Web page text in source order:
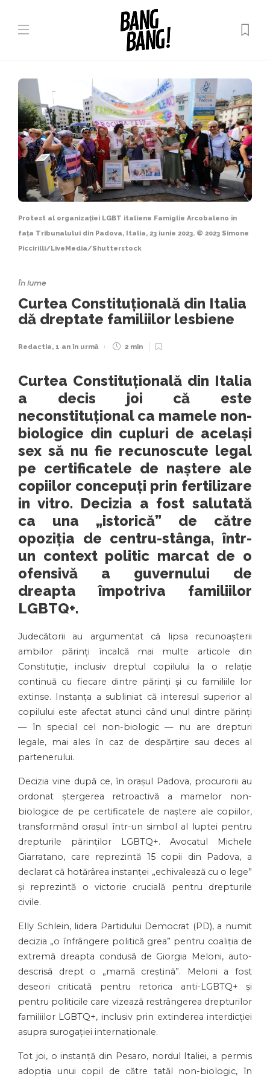
Protest al organizației LGBT italiene Famiglie Arcobaleno în
fața Tribunalului din Padova, Italia, 23 iunie 2023. © 2023 Simone
Piccirilli/LiveMedia/Shutterstock
În lume
Curtea Constituțională din Italia
dă dreptate familiilor lesbiene
Redactia, 1 an în urmă 2 min
Curtea Constituțională din Italia
a decis joi că este
neconstituțional ca mamele non-
biologice din cupluri de același
sex să nu fie recunoscute legal
pe certificatele de naștere ale
copiilor concepuți prin fertilizare
in vitro. Decizia a fost salutată
ca una „istorică” de către
opoziția de centru-stânga, într-
un context politic marcat de o
ofensivă a guvernului de
dreapta împotriva familiilor
LGBTQ+.
Judecătorii au argumentat că lipsa recunoașterii
ambilor părinți încalcă mai multe articole din
Constituție, inclusiv dreptul copilului la o relație
continuă cu fiecare dintre părinți și cu familiile lor
extinse. Instanța a subliniat că interesul superior al
copilului este afectat atunci când unul dintre părinți
— în special cel non-biologic — nu are drepturi
legale, mai ales în caz de despărțire sau deces al
partenerului.
Decizia vine după ce, în orașul Padova, procurorii au
ordonat ștergerea retroactivă a mamelor non-
biologice de pe certificatele de naștere ale copiilor,
transformând orașul într-un simbol al luptei pentru
drepturile părinților LGBTQ+. Avocatul Michele
Giarratano, care reprezintă 15 copii din Padova, a
declarat că hotărârea instanței „echivalează cu o lege”
și reprezintă o victorie crucială pentru drepturile
civile.
Elly Schlein, lidera Partidului Democrat (PD), a numit
decizia „o înfrângere politică grea” pentru coaliția de
extremă dreapta condusă de Giorgia Meloni, auto-
descrisă drept o „mamă creștină”. Meloni a fost
deseori criticată pentru retorica anti-LGBTQ+ și
pentru politicile care vizează restrângerea drepturilor
familiilor LGBTQ+, inclusiv prin extinderea interdicției
asupra surogației internaționale.
Tot joi, o instanță din Pesaro, nordul Italiei, a permis
adopția unui copil de către tatăl non-biologic, în